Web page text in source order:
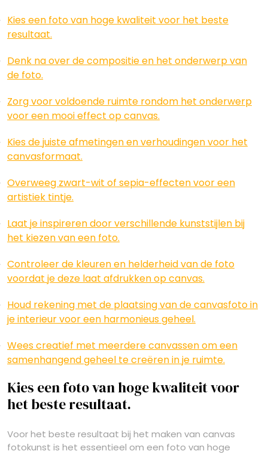
Kies een foto van hoge kwaliteit voor het beste
resultaat.
Denk na over de compositie en het onderwerp van
de foto.
Zorg voor voldoende ruimte rondom het onderwerp
voor een mooi effect op canvas.
Kies de juiste afmetingen en verhoudingen voor het
canvasformaat.
Overweeg zwart-wit of sepia-effecten voor een
artistiek tintje.
Laat je inspireren door verschillende kunststijlen bij
het kiezen van een foto.
Controleer de kleuren en helderheid van de foto
voordat je deze laat afdrukken op canvas.
Houd rekening met de plaatsing van de canvasfoto in
je interieur voor een harmonieus geheel.
Wees creatief met meerdere canvassen om een
samenhangend geheel te creëren in je ruimte.
Kies een foto van hoge kwaliteit voor
het beste resultaat.
Voor het beste resultaat bij het maken van canvas
fotokunst is het essentieel om een foto van hoge